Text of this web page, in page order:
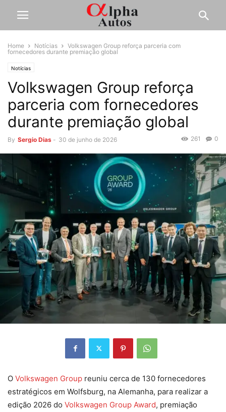
Home Notícias
Volkswagen Group reforça parceria com
fornecedores durante premiação global
Notícias
Volkswagen Group reforça
parceria com fornecedores
durante premiação global
By Sergio Dias - 30 de junho de 2026 0
261
O Volkswagen Group reuniu cerca de 130 fornecedores
estratégicos em Wolfsburg, na Alemanha, para realizar a
edição 2026 do Volkswagen Group Award, premiação